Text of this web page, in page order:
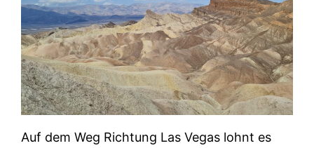
Auf dem Weg Richtung Las Vegas lohnt es